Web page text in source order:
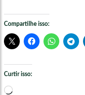
Compartilhe isso:
Curtir isso:
Carregando...